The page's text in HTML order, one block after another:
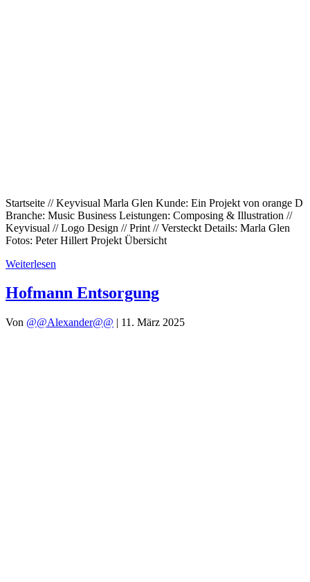
Startseite // Keyvisual Marla Glen Kunde: Ein Projekt von orange D
Branche: Music Business Leistungen: Composing & Illustration //
Keyvisual // Logo Design // Print // Versteckt Details: Marla Glen
Fotos: Peter Hillert Projekt Übersicht
Weiterlesen
Hofmann Entsorgung
Von @@Alexander@@ | 11. März 2025